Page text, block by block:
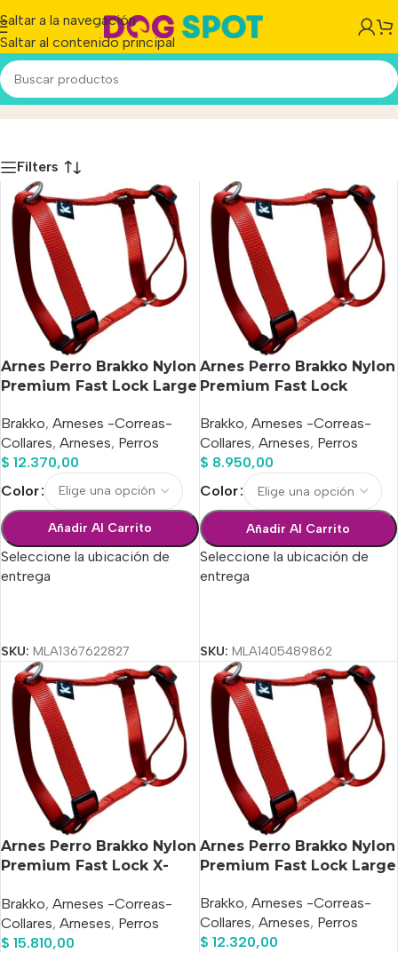
Saltar a la navegación
Saltar al contenido principal
ArnesesInicio/Producto
Filters
Arnes Perro Brakko Nylon
Premium Fast Lock Large
Brakko, Arneses -Correas-
Collares, Arneses, Perros
$ 12.370,00
Color
Añadir Al Carrito
Seleccione la ubicación de
entrega
SKU: MLA1367622827
Arnes Perro Brakko Nylon
Premium Fast Lock
Brakko, Arneses -Correas-
Collares, Arneses, Perros
$ 8.950,00
Color
Añadir Al Carrito
Seleccione la ubicación de
entrega
SKU: MLA1405489862
Arnes Perro Brakko Nylon
Premium Fast Lock X-
Brakko, Arneses -Correas-
Collares, Arneses, Perros
$ 15.810,00
Arnes Perro Brakko Nylon
Premium Fast Lock Large
Brakko, Arneses -Correas-
Collares, Arneses, Perros
$ 12.320,00